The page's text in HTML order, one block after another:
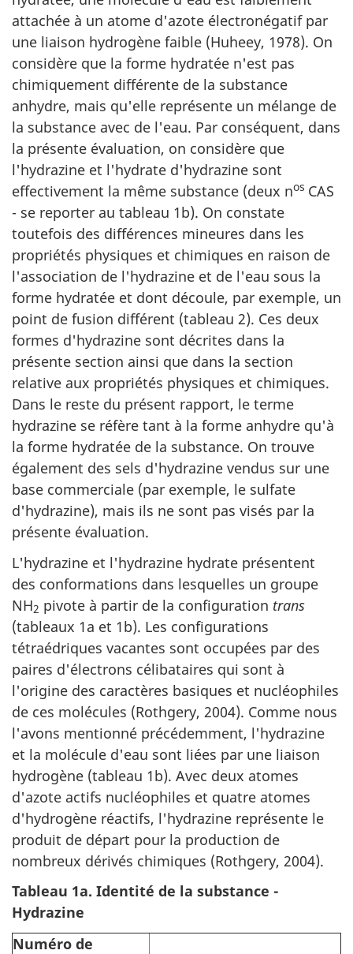
attachée à un atome d'azote électronégatif par
une liaison hydrogène faible (Huheey, 1978). On
considère que la forme hydratée n'est pas
chimiquement différente de la substance
anhydre, mais qu'elle représente un mélange de
la substance avec de l'eau. Par conséquent, dans
la présente évaluation, on considère que
l'hydrazine et l'hydrate d'hydrazine sont
effectivement la même substance (deux nos CAS
- se reporter au tableau 1b). On constate
toutefois des différences mineures dans les
propriétés physiques et chimiques en raison de
l'association de l'hydrazine et de l'eau sous la
forme hydratée et dont découle, par exemple, un
point de fusion différent (tableau 2). Ces deux
formes d'hydrazine sont décrites dans la
présente section ainsi que dans la section
relative aux propriétés physiques et chimiques.
Dans le reste du présent rapport, le terme
hydrazine se réfère tant à la forme anhydre qu'à
la forme hydratée de la substance. On trouve
également des sels d'hydrazine vendus sur une
base commerciale (par exemple, le sulfate
d'hydrazine), mais ils ne sont pas visés par la
présente évaluation.
L'hydrazine et l'hydrazine hydrate présentent
des conformations dans lesquelles un groupe
NH2 pivote à partir de la configuration trans
(tableaux 1a et 1b). Les configurations
tétraédriques vacantes sont occupées par des
paires d'électrons célibataires qui sont à
l'origine des caractères basiques et nucléophiles
de ces molécules (Rothgery, 2004). Comme nous
l'avons mentionné précédemment, l'hydrazine
et la molécule d'eau sont liées par une liaison
hydrogène (tableau 1b). Avec deux atomes
d'azote actifs nucléophiles et quatre atomes
d'hydrogène réactifs, l'hydrazine représente le
produit de départ pour la production de
nombreux dérivés chimiques (Rothgery, 2004).
Tableau 1a. Identité de la substance -
Hydrazine
Numéro de